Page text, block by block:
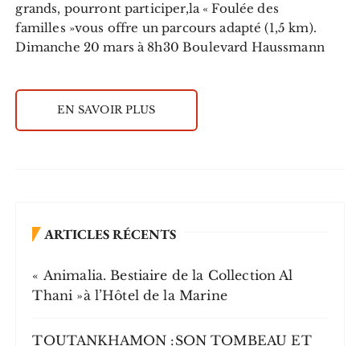
grands, pourront participer,la « Foulée des
familles »vous offre un parcours adapté (1,5 km).
Dimanche 20 mars à 8h30 Boulevard Haussmann
EN SAVOIR PLUS
ARTICLES RÉCENTS
« Animalia. Bestiaire de la Collection Al
Thani »à l’Hôtel de la Marine
TOUTANKHAMON :SON TOMBEAU ET